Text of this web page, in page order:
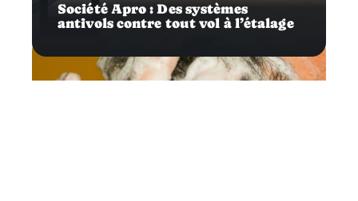
Société Apro : Des systèmes
antivols contre tout vol à l’étalage